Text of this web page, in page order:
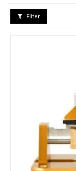
Filter